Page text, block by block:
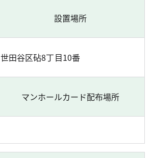
設置場所
世田谷区砧8丁目10番
マンホールカード配布場所